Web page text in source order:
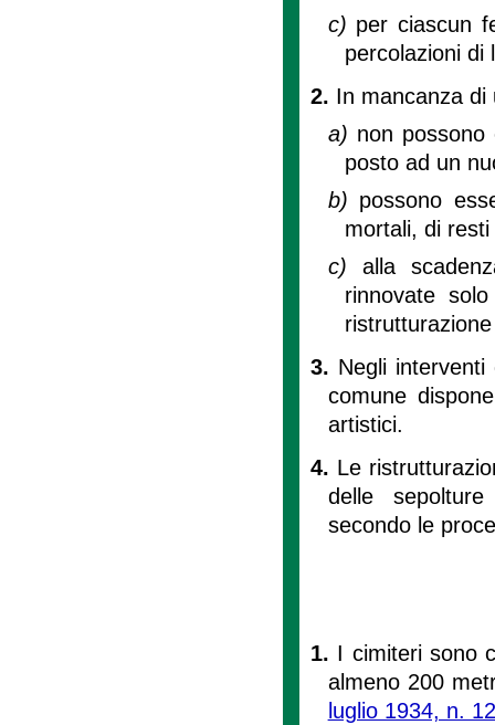
c) per ciascun
percolazioni di
2. In mancanza
a) non
posto ad un
b) possono
mortali, di
c) alla
rinnovate
3. Negli
comune
artistici.
4. Le
delle
secondo le
1. I cimiteri sono
almeno 200
luglio 1934, n.